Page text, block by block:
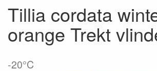
Tillia cordata
orange Trekt
-20°C